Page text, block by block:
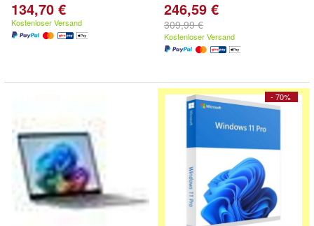
134,70 €
Kostenloser Versand
246,59 €
309,99 €
Kostenloser Versand
- 70%